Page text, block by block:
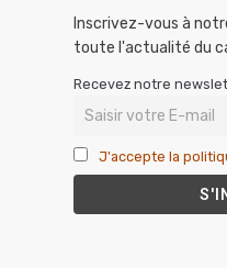
Inscrivez-vous à
toute l'actualité du
Recevez notre
J'accepte la